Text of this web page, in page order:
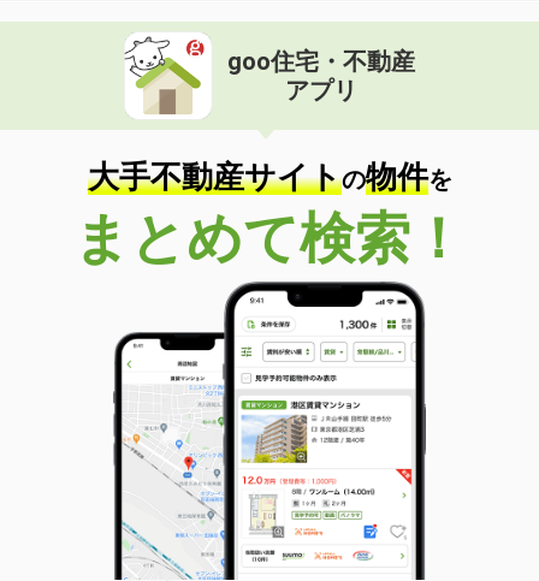
goo住宅・不動産
アプリ
大手不動産サイトの物件を
まとめて検索！